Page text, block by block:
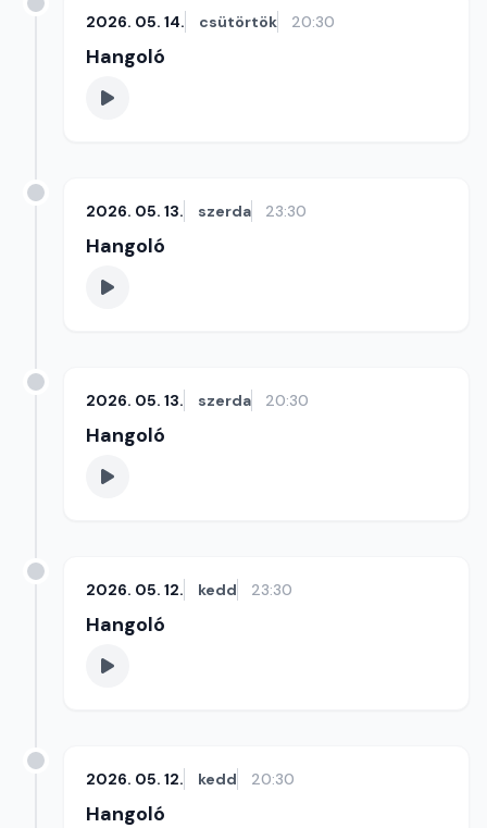
2026. 05. 14. csütörtök 20:30
Hangoló
2026. 05. 13. szerda 23:30
Hangoló
2026. 05. 13. szerda 20:30
Hangoló
2026. 05. 12. kedd 23:30
Hangoló
2026. 05. 12. kedd 20:30
Hangoló